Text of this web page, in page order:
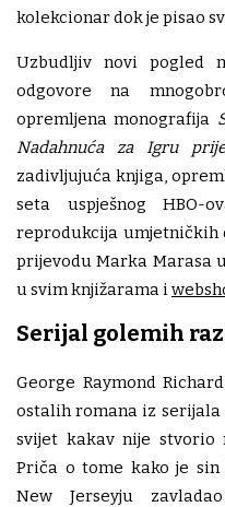
kolekcionar dok je pisao
Uzbudljiv novi pogled
odgovore na
opremljena monografija
Nadahnuća za Igru
zadivljujuća knjiga,
seta uspješnog HBO-
reprodukcija umjetničkih
prijevodu Marka Marasa
u svim knjižarama i
Serijal golemih
George Raymond
ostalih romana iz serijala
svijet kakav nije
Priča o tome kako je
New Jerseyju